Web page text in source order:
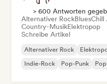
> 600 Antworten
Alternativer RockBluesChill
Country-MusikElektropop
Schreibe Artikel
Alternativer Rock
Indie-Rock
Pop-Punk